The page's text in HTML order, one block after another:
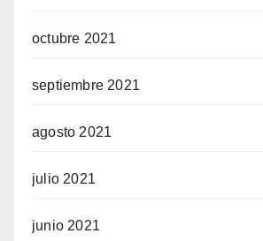
octubre 2021
septiembre 2021
agosto 2021
julio 2021
junio 2021